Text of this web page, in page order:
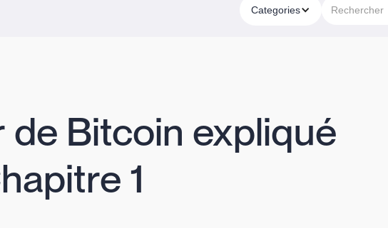
Categories
de Bitcoin expliqué
1